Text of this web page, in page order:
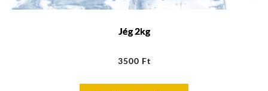
Jég 2kg
3500 Ft